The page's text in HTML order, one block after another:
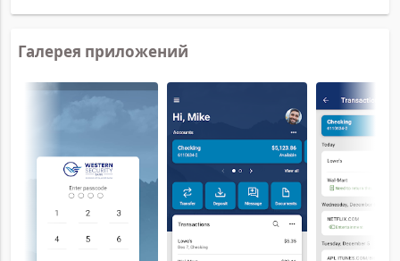
Галерея приложений